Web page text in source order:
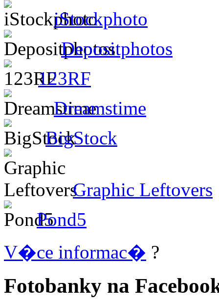
iStockphoto
Depositphotos
123RF
Dreamstime
BigStock
Graphic Leftovers
Pond5
V�ce informac� ?
Fotobanky na